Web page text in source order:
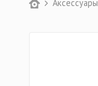
Аксессуары